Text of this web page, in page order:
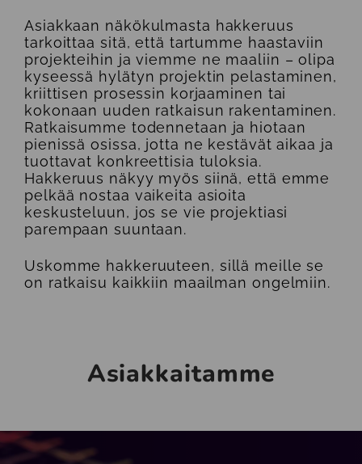
Asiakkaan näkökulmasta hakkeruus
tarkoittaa sitä, että tartumme haastaviin
projekteihin ja viemme ne maaliin – olipa
kyseessä hylätyn projektin pelastaminen,
kriittisen prosessin korjaaminen tai
kokonaan uuden ratkaisun rakentaminen.
Ratkaisumme todennetaan ja hiotaan
pienissä osissa, jotta ne kestävät aikaa ja
tuottavat konkreettisia tuloksia.
Hakkeruus näkyy myös siinä, että emme
pelkää nostaa vaikeita asioita
keskusteluun, jos se vie projektiasi
parempaan suuntaan.
Uskomme hakkeruuteen, sillä meille se
on ratkaisu kaikkiin maailman ongelmiin.
Asiakkaitamme